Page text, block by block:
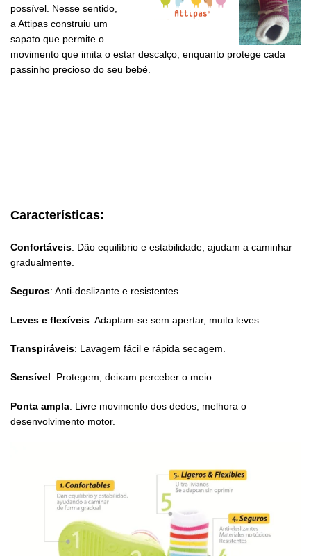
possível. Nesse sentido,
a Attipas construiu um
sapato que permite o
movimento que imita o estar descalço, enquanto protege cada
passinho precioso do seu bebé.
Características:
Confortáveis: Dão equilíbrio e estabilidade, ajudam a caminhar
gradualmente.
Seguros: Anti-deslizante e resistentes.
Leves e flexíveis: Adaptam-se sem apertar, muito leves.
Transpiráveis: Lavagem fácil e rápida secagem.
Sensível: Protegem, deixam perceber o meio.
Ponta ampla: Livre movimento dos dedos, melhora o
desenvolvimento motor.